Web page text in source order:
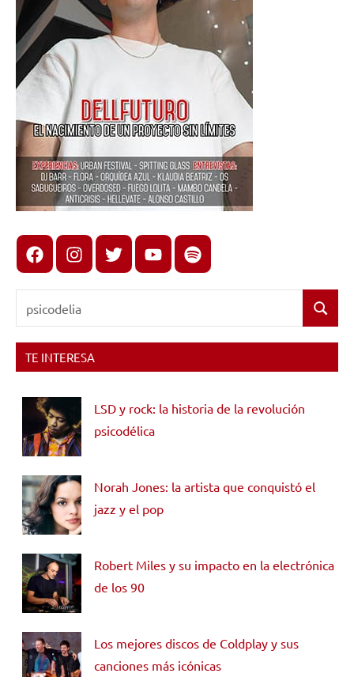
FacebookInstagram
X youtubespotify
Buscar
TE INTERESA
LSD y rock: la historia de la revolución
psicodélica
Norah Jones: la artista que conquistó el
jazz y el pop
Robert Miles y su impacto en la electrónica
de los 90
Los mejores discos de Coldplay y sus
canciones más icónicas